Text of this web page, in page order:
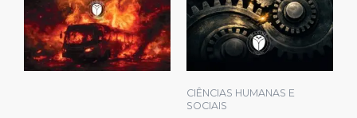
CIÊNCIAS HUMANAS E
SOCIAIS